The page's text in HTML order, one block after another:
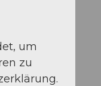
um
zu